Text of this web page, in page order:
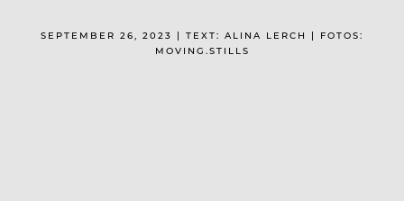
SEPTEMBER 26, 2023 | TEXT: ALINA LERCH | FOTOS:
MOVING.STILLS